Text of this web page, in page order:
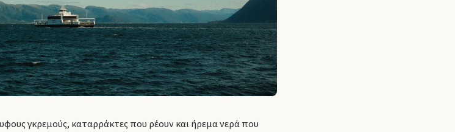
γκρεμούς, καταρράκτες που ρέουν και ήρεμα νερά που